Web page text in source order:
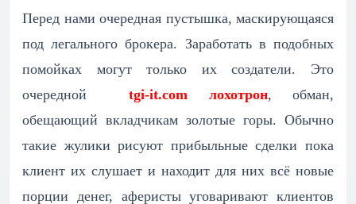
Перед нами очередная пустышка, маскирующаяся
под легального брокера. Заработать в подобных
помойках могут только их создатели. Это
очередной tgi-it.com лохотрон, обман,
обещающий вкладчикам золотые горы. Обычно
такие жулики рисуют прибыльные сделки пока
клиент их слушает и находит для них всё новые
порции денег, аферисты уговаривают клиентов